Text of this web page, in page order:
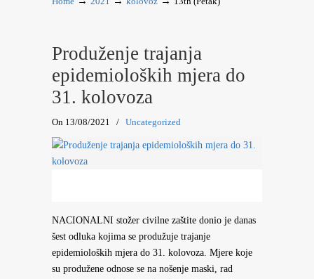
Produženje trajanja
epidemioloških mjera do
31. kolovoza
On 13/08/2021 / Uncategorized
NACIONALNI stožer civilne zaštite donio je danas
šest odluka kojima se produžuje trajanje
epidemioloških mjera do 31. kolovoza. Mjere koje
su produžene odnose se na nošenje maski, rad